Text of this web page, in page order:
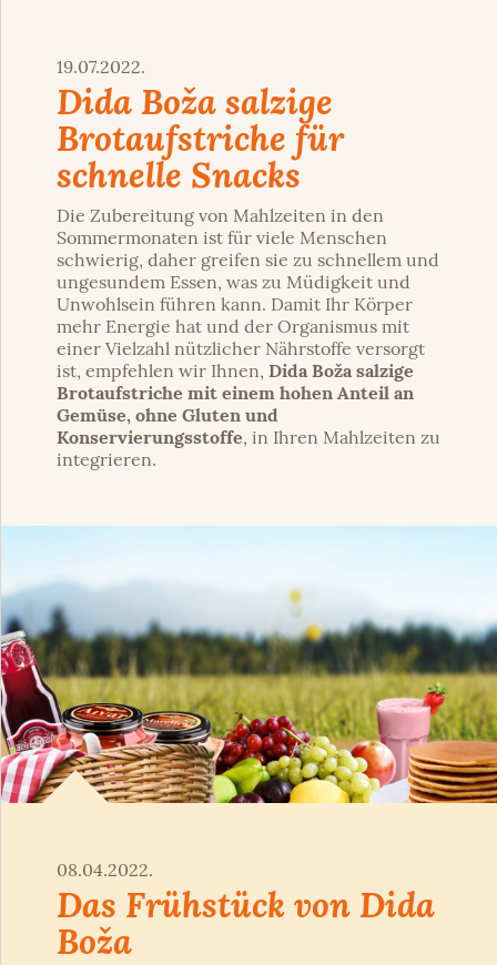
19.07.2022.
Dida Boža salzige
Brotaufstriche für
schnelle Snacks
Die Zubereitung von Mahlzeiten in den
Sommermonaten ist für viele Menschen
schwierig, daher greifen sie zu schnellem und
ungesundem Essen, was zu Müdigkeit und
Unwohlsein führen kann. Damit Ihr Körper
mehr Energie hat und der Organismus mit
einer Vielzahl nützlicher Nährstoffe versorgt
ist, empfehlen wir Ihnen, Dida Boža salzige
Brotaufstriche mit einem hohen Anteil an
Gemüse, ohne Gluten und
Konservierungsstoffe, in Ihren Mahlzeiten zu
integrieren.
08.04.2022.
Das Frühstück von Dida
Boža